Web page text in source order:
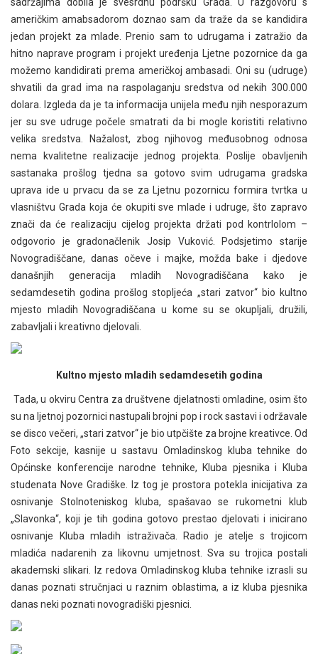
američkim amabsadorom doznao sam da traže da se kandidira
jedan projekt za mlade. Prenio sam to udrugama i zatražio da
hitno naprave program i projekt uređenja Ljetne pozornice da ga
možemo kandidirati prema američkoj ambasadi. Oni su (udruge)
shvatili da grad ima na raspolaganju sredstva od nekih 300.000
dolara. Izgleda da je ta informacija unijela među njih nesporazum
jer su sve udruge počele smatrati da bi mogle koristiti relativno
velika sredstva. Nažalost, zbog njihovog međusobnog odnosa
nema kvalitetne realizacije jednog projekta. Poslije obavljenih
sastanaka prošlog tjedna sa gotovo svim udrugama gradska
uprava ide u prvacu da se za Ljetnu pozornicu formira tvrtka u
vlasništvu Grada koja će okupiti sve mlade i udruge, što zapravo
znači da će realizaciju cijelog projekta držati pod kontrlolom –
odgovorio je gradonačlenik Josip Vuković. Podsjetimo starije
Novogradiščane, danas očeve i majke, možda bake i djedove
današnjih generacija mladih Novogradiščana kako je
sedamdesetih godina prošlog stopljeća „stari zatvor“ bio kultno
mjesto mladih Novogradiščana u kome su se okupljali, družili,
zabavljali i kreativno djelovali.
Kultno mjesto mladih sedamdesetih godina
Tada, u okviru Centra za društvene djelatnosti omladine, osim što
su na ljetnoj pozornici nastupali brojni pop i rock sastavi i održavale
se disco večeri, „stari zatvor“ je bio utpčište za brojne kreativce. Od
Foto sekcije, kasnije u sastavu Omladinskog kluba tehnike do
Općinske konferencije narodne tehnike, Kluba pjesnika i Kluba
studenata Nove Gradiške. Iz tog je prostora potekla inicijativa za
osnivanje Stolnoteniskog kluba, spašavao se rukometni klub
„Slavonka“, koji je tih godina gotovo prestao djelovati i inicirano
osnivanje Kluba mladih istraživača. Radio je atelje s trojicom
mladića nadarenih za likovnu umjetnost. Sva su trojica postali
akademski slikari. Iz redova Omladinskog kluba tehnike izrasli su
danas poznati stručnjaci u raznim oblastima, a iz kluba pjesnika
danas neki poznati novogradiški pjesnici.